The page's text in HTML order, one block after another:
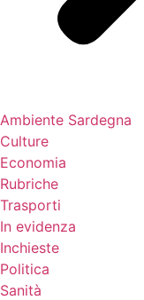
Ambiente Sardegna
Culture
Economia
Rubriche
Trasporti
In evidenza
Inchieste
Politica
Sanità